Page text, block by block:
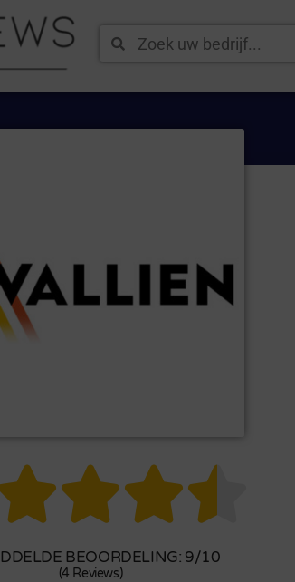

BEOORDELING: 9/10
(4 Reviews)